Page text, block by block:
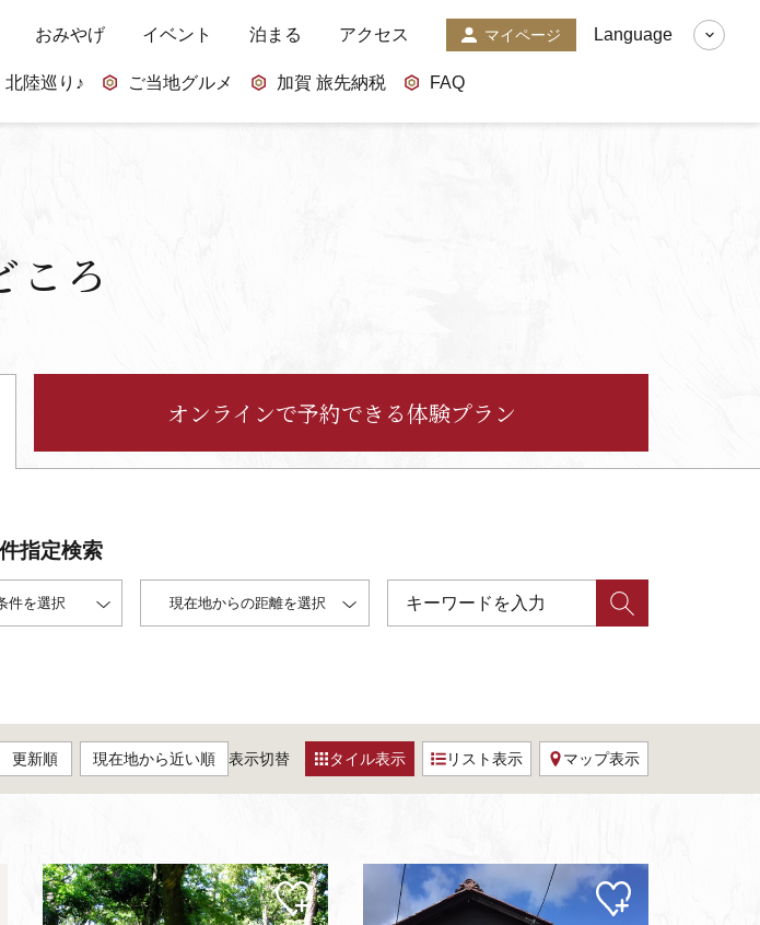
おみやげ イベント 泊まる アクセス マイページ
陸巡り♪ ご当地グルメ 加賀 旅先納税 FAQ
Language
ころ
オンラインで予約できる体験プラン
指定検索
件を選択 現在地からの距離を選択
更新順 現在地から近い順 表示切替 タイル表示 リスト表示 マップ表示
マイ
ペー
マイ
ペー